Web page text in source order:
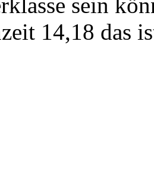
14,18 das